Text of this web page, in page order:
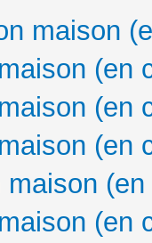
maison
(en
(en
(en
(en